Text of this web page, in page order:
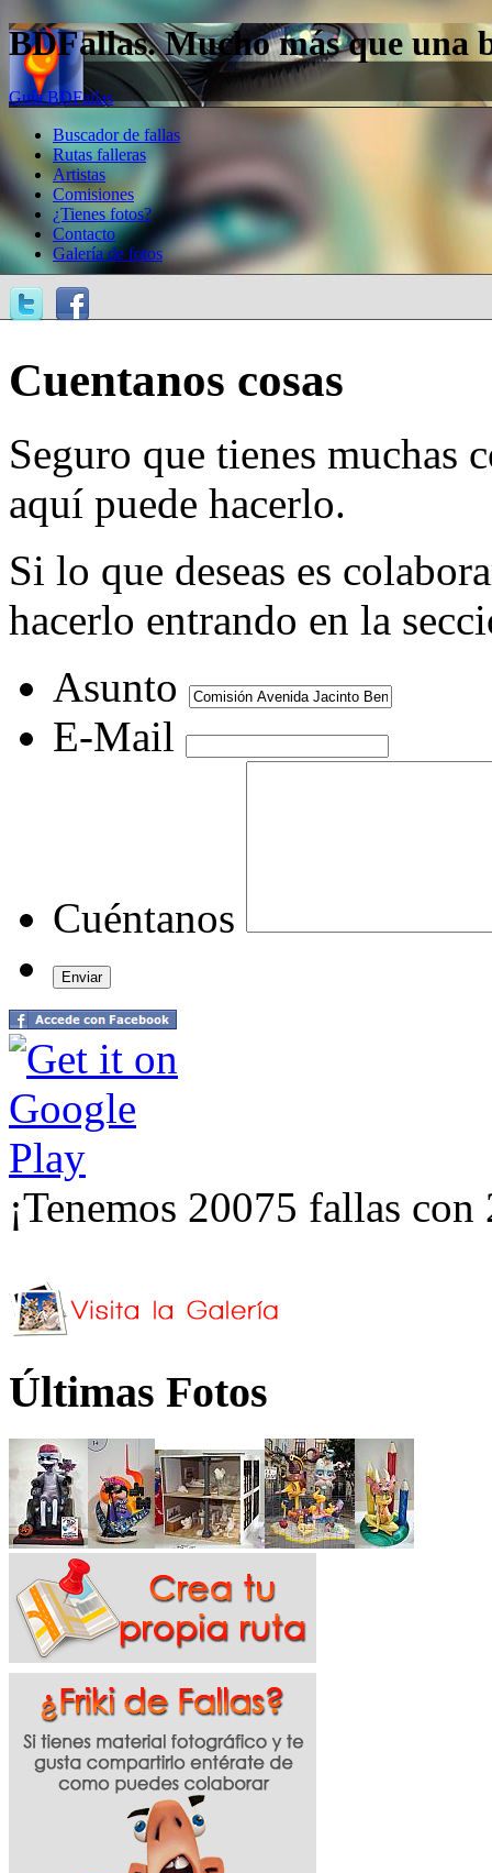
BDFallas. Mucho más que una
Guía BDFallas
Buscador de fallas
Rutas falleras
Artistas
Comisiones
¿Tienes fotos?
Contacto
Galería de fotos
Cuentanos cosas
Seguro que tienes muchas
aquí puede hacerlo.
Si lo que deseas es
hacerlo entrando en la
Asunto
E-Mail
Cuéntanos
¡Tenemos 20075 fallas
Últimas Fotos